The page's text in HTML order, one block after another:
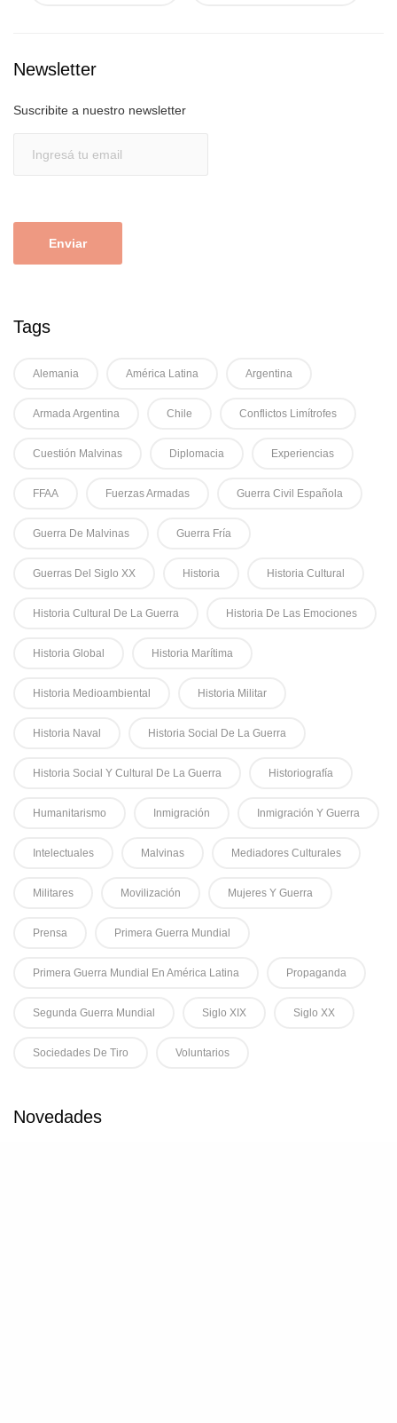
Newsletter
Suscribite a nuestro newsletter
Tags
Alemania América Latina Argentina
Armada Argentina Chile Conflictos Limítrofes
Cuestión Malvinas Diplomacia Experiencias
FFAA Fuerzas Armadas Guerra Civil Española
Guerra De Malvinas Guerra Fría
Guerras Del Siglo XX Historia Historia Cultural
Historia Cultural De La Guerra Historia De Las Emociones
Historia Global Historia Marítima
Historia Medioambiental Historia Militar
Historia Naval Historia Social De La Guerra
Historia Social Y Cultural De La Guerra Historiografía
Humanitarismo Inmigración Inmigración Y Guerra
Intelectuales Malvinas Mediadores Culturales
Militares Movilización Mujeres Y Guerra
Prensa Primera Guerra Mundial
Primera Guerra Mundial En América Latina Propaganda
Segunda Guerra Mundial Siglo XIX Siglo XX
Sociedades De Tiro Voluntarios
Novedades